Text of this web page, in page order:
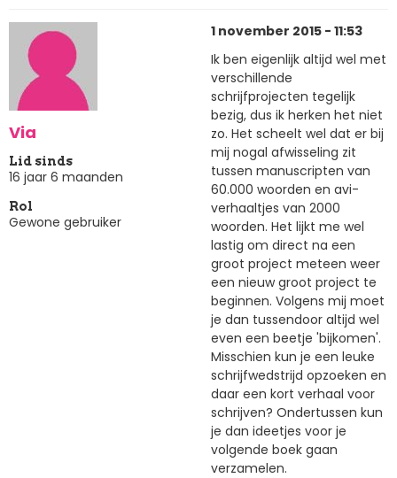
Via
Lid sinds
16 jaar 6 maanden
Rol
Gewone gebruiker
1 november 2015 - 11:53
Ik ben eigenlijk altijd wel met
verschillende
schrijfprojecten tegelijk
bezig, dus ik herken het niet
zo. Het scheelt wel dat er bij
mij nogal afwisseling zit
tussen manuscripten van
60.000 woorden en avi-
verhaaltjes van 2000
woorden. Het lijkt me wel
lastig om direct na een
groot project meteen weer
een nieuw groot project te
beginnen. Volgens mij moet
je dan tussendoor altijd wel
even een beetje 'bijkomen'.
Misschien kun je een leuke
schrijfwedstrijd opzoeken en
daar een kort verhaal voor
schrijven? Ondertussen kun
je dan ideetjes voor je
volgende boek gaan
verzamelen.